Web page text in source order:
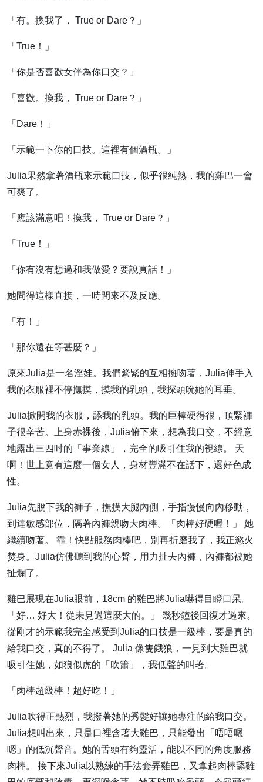
「有。換我了， True or Dare？」
「True！」
「你是否喜歡女伴為你口交？」
「喜歡。換我， True or Dare？」
「Dare！」
「示範一下你的口技。這裡有個酒瓶。」
Julia果然拿著酒瓶來示範口技，似乎很純熟，我的雞巴一會
可爽了。
「應該滿意吧！換我， True or Dare？」
「True！」
「你有沒有想過和我做愛？要說真話！」
她問得這樣直接，一時間來不及反應。
「有！」
「那你還在等甚麼？」
原來Julia是一名淫娃。我們緊緊的互相擁吻著，Julia伸手入
我的衣服裡不停撫摸，摸我的乳頭，我探頭吮她的耳垂。
Julia掀開我的衣服，舔我的乳頭。我的巨棒硬得很，頂緊褲
子很辛苦。上身赤裸後，Julia俯下來，想為我口交，不經意
地露出三四吋的「事業線」，完全的吸引住我的視線。 天
啊！世上竟有這麼一個女人，身材豐滿不在話下，還好色成
性。
Julia先脫下我的褲子，撫摸大腿內側，手指慢慢向內移動，
到達敏感部位，隔著內褲親吻大肉棒。「肉棒好硬喔！」 她
繼續吻著。 靠！快點服務肉棒吧，別再折磨我了，我正慾火
焚身。Julia仿佛聽到我的心聲，用力扯去內褲，內褲都被她
扯爛了。
雞巴展現在Julia眼前，18cm 的雞巴將Julia嚇得目瞪口呆。
「好… 好大！從未見過這麼大的。」 幾秒鐘後回復才過來。
從剛才的示範我完全感受到Julia的口技是一級棒，要是真的
給我口交，真的不得了。 Julia 像隻餓狼，一見到大雞巴就
吸引住她，如狼似虎的「吹簫」，我低聲的叫著。
「肉棒超級棒！超好吃！」
Julia吹得正熱烈，我撥著她的秀髮好讓她專注的給我口交。
Julia想叫出來，只是口裡含著大雞巴，只能發出「唔唔嗯
嗯」的低沉聲音。她的舌頭有夠靈活，能以不同的角度服務
肉棒。 接下來Julia以熟練的手法套弄雞巴，又拿起肉棒舔雞